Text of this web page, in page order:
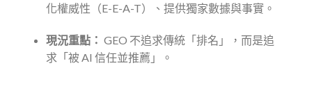
化權威性（E-E-A-T）、提供獨家數據與事實。
現況重點： GEO 不追求傳統「排名」，而是追
求「被 AI 信任並推薦」。